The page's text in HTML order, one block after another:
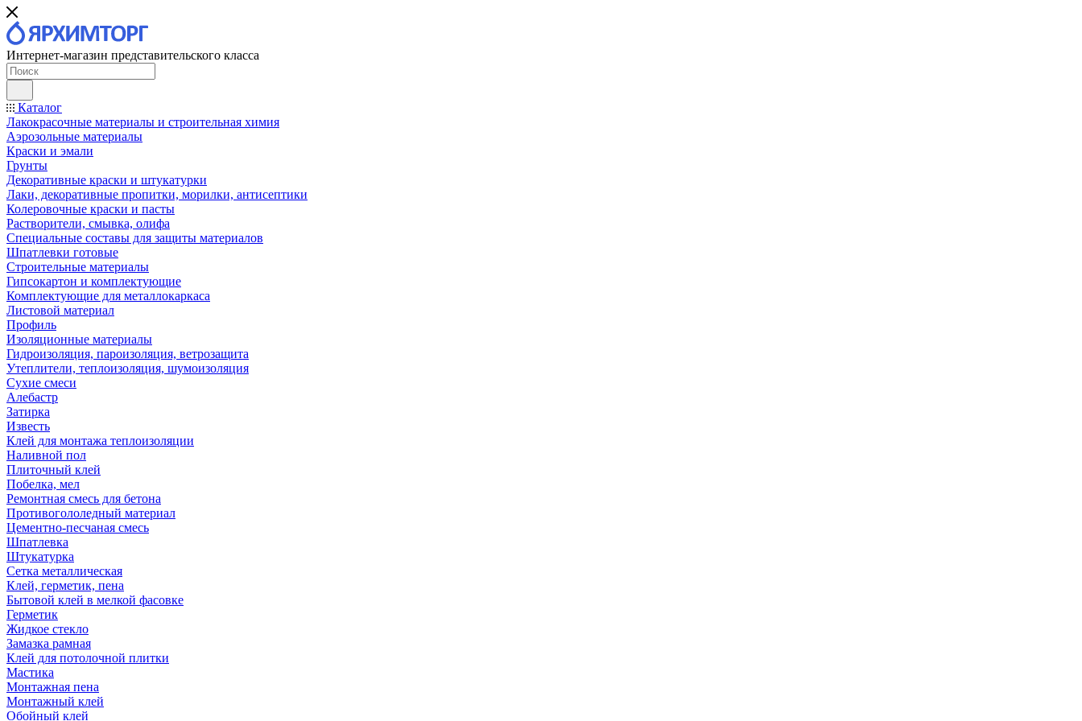
Интернет-магазин представительского класса
Каталог
Лакокрасочные материалы и строительная химия
Аэрозольные материалы
Краски и эмали
Грунты
Декоративные краски и штукатурки
Лаки, декоративные пропитки, морилки, антисептики
Колеровочные краски и пасты
Растворители, смывка, олифа
Специальные составы для защиты материалов
Шпатлевки готовые
Строительные материалы
Гипсокартон и комплектующие
Комплектующие для металлокаркаса
Листовой материал
Профиль
Изоляционные материалы
Гидроизоляция, пароизоляция, ветрозащита
Утеплители, теплоизоляция, шумоизоляция
Сухие смеси
Алебастр
Затирка
Известь
Клей для монтажа теплоизоляции
Наливной пол
Плиточный клей
Побелка, мел
Ремонтная смесь для бетона
Противогололедный материал
Цементно-песчаная смесь
Шпатлевка
Штукатурка
Сетка металлическая
Клей, герметик, пена
Бытовой клей в мелкой фасовке
Герметик
Жидкое стекло
Замазка рамная
Клей для потолочной плитки
Мастика
Монтажная пена
Монтажный клей
Обойный клей